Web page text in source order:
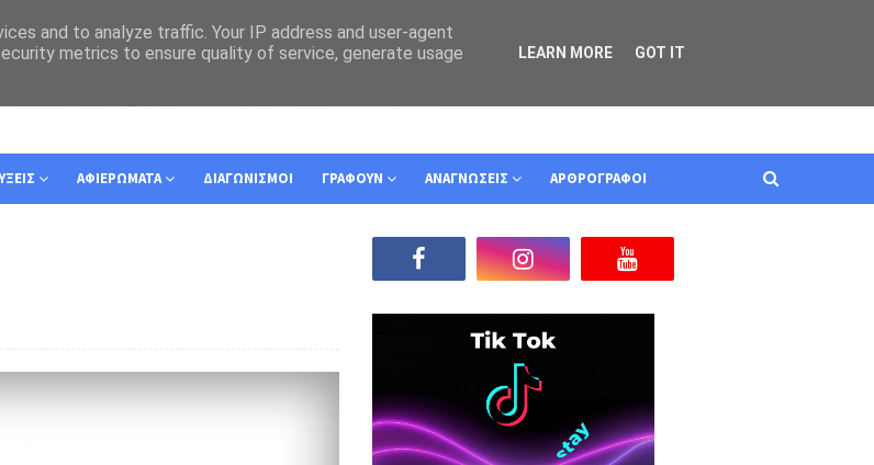
ΑΦΙΕΡΩΜΑΤΑ ΔΙΑΓΩΝΙΣΜΟΙ ΓΡΑΦΟΥΝ ΑΝΑΓΝΩΣΕΙΣ ΑΡΘΡΟΓΡΑΦΟΙ
and to analyze traffic. Your IP address and user-agent
metrics to ensure quality of service, generate usage
LEARN MORE GOT IT